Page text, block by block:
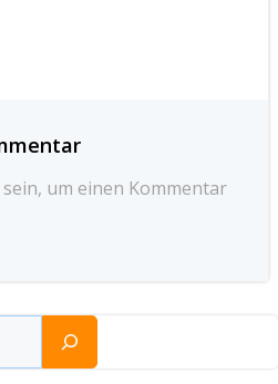
sein, um einen Kommentar